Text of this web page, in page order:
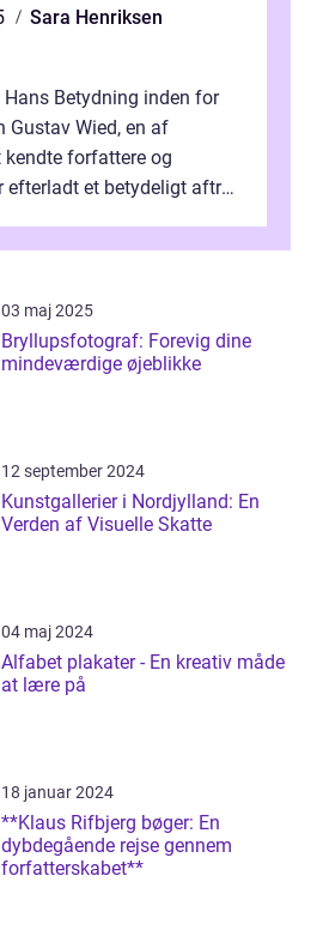
Sara Henriksen
Hans Betydning inden for
Gustav Wied, en af
kendte forfattere og
efterladt et betydeligt aftryk
03 maj 2025
Bryllupsfotograf: Forevig dine
mindeværdige øjeblikke
12 september 2024
Kunstgallerier i Nordjylland: En
Verden af Visuelle Skatte
04 maj 2024
Alfabet plakater - En kreativ måde
at lære på
18 januar 2024
**Klaus Rifbjerg bøger: En
dybdegående rejse gennem
forfatterskabet**